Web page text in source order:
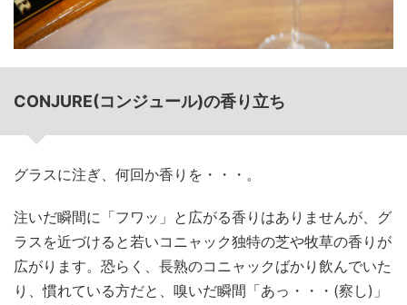
CONJURE(コンジュール)の香り立ち
グラスに注ぎ、何回か香りを・・・。
注いだ瞬間に「フワッ」と広がる香りはありませんが、グ
ラスを近づけると若いコニャック独特の芝や牧草の香りが
広がります。恐らく、長熟のコニャックばかり飲んでいた
り、慣れている方だと、嗅いだ瞬間「あっ・・・(察し)」